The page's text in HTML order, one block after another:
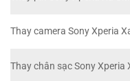
Thay camera Sony Xperia
Thay chân sạc Sony Xperia